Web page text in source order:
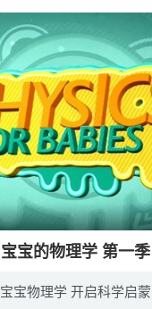
宝宝的物理学 第一季
宝宝物理学 开启科学启蒙